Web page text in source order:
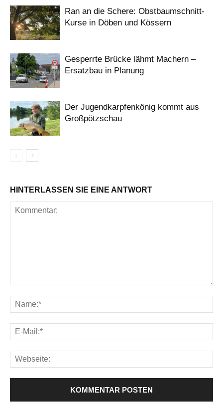
Ran an die Schere: Obstbaumschnitt-
Kurse in Döben und Kössern
Gesperrte Brücke lähmt Machern –
Ersatzbau in Planung
Der Jugendkarpfenkönig kommt aus
Großpötzschau
HINTERLASSEN SIE EINE ANTWORT